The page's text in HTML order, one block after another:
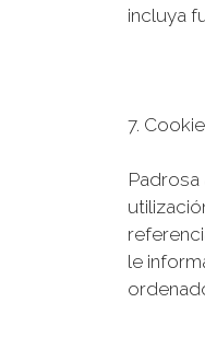
incluya
7.
le